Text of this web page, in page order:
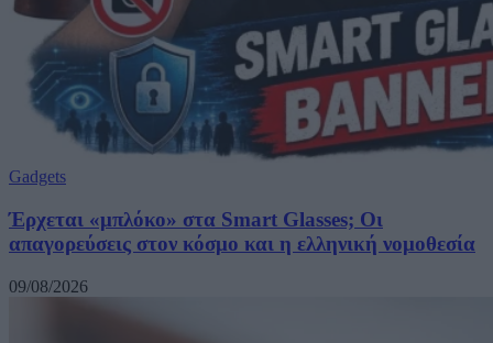
Gadgets
Έρχεται «μπλόκο» στα Smart Glasses; Οι
απαγορεύσεις στον κόσμο και η ελληνική νομοθεσία
09/08/2026